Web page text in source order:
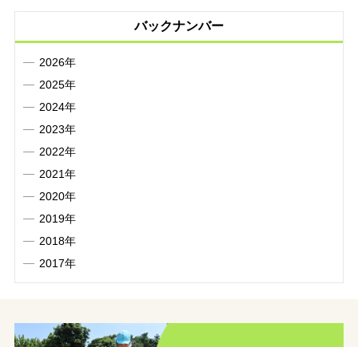
バックナンバー
2026年
2025年
2024年
2023年
2022年
2021年
2020年
2019年
2018年
2017年